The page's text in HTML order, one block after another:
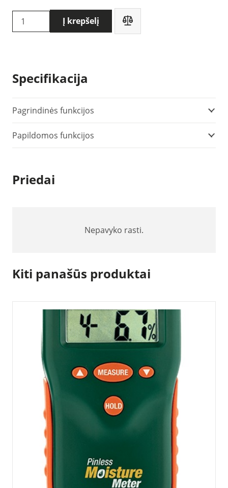
produkto
kiekis:
Į krepšelį
Specifikacija
Pagrindinės funkcijos
Papildomos funkcijos
Priedai
Nepavyko rasti.
Kiti panašūs produktai